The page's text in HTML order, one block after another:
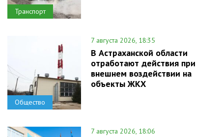
Транспорт
Общество
7 августа 2026, 18:35
В Астраханской области
отработают действия при
внешнем воздействии на
объекты ЖКХ
7 августа 2026, 18:06